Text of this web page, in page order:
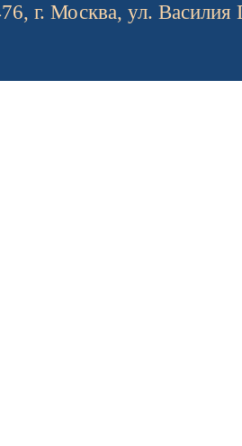
г. Москва, ул. Василия